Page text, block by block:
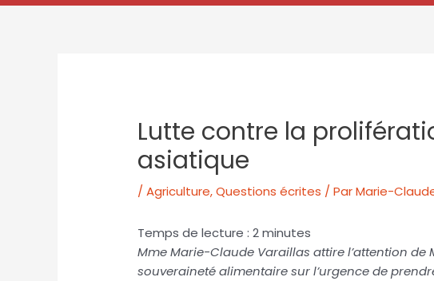
Lutte contre la
asiatique
/Agriculture,Questions écrites / ParMarie-
Temps de lecture :2minutes
Mme Marie-Claude Varaillas attire l’attention de
souveraineté alimentaire sur l’urgence de